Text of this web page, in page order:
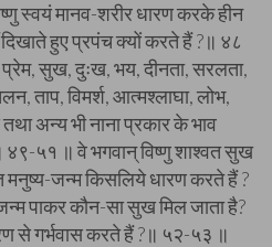
स्वयं मानव-शरीर धारण करके हीन
हुए प्रपंच क्‍यों करते हैं ?॥ ४८
सुख, दुःख, भय, दीनता, सरलता,
ताप, विमर्श, आत्मश्लाघा, लोभ,
अन्य भी नाना प्रकार के भाव
४९-५१ ॥ वे भगवान्‌ विष्णु शाश्वत सुख
मनुष्य-जन्म किसलिये धारण करते हैं ?
पाकर कौन-सा सुख मिल जाता है?
से गर्भवास करते हैं ?॥ ५२-५३ ॥